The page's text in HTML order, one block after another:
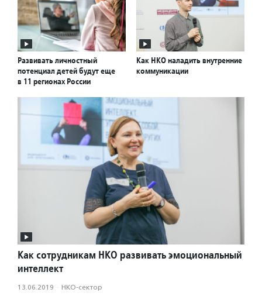
Развивать личностный
потенциал детей будут еще
в 11 регионах России
Как НКО наладить внутренние
коммуникации
Как сотрудникам НКО развивать эмоциональный
интеллект
13.06.2019 · НКО-сектор